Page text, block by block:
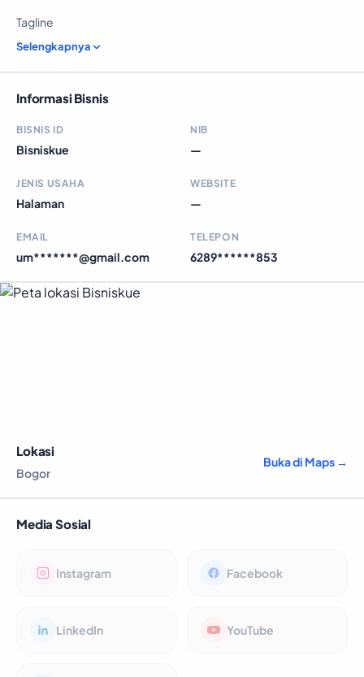
Tagline
Selengkapnya
Informasi Bisnis
BISNIS ID
Bisniskue
NIB
—
JENIS USAHA
Halaman
WEBSITE
—
EMAIL
um*******@gmail.com
TELEPON
6289******853
Lokasi
Bogor
Buka di Maps →
Media Sosial
Instagram Facebook
LinkedIn YouTube